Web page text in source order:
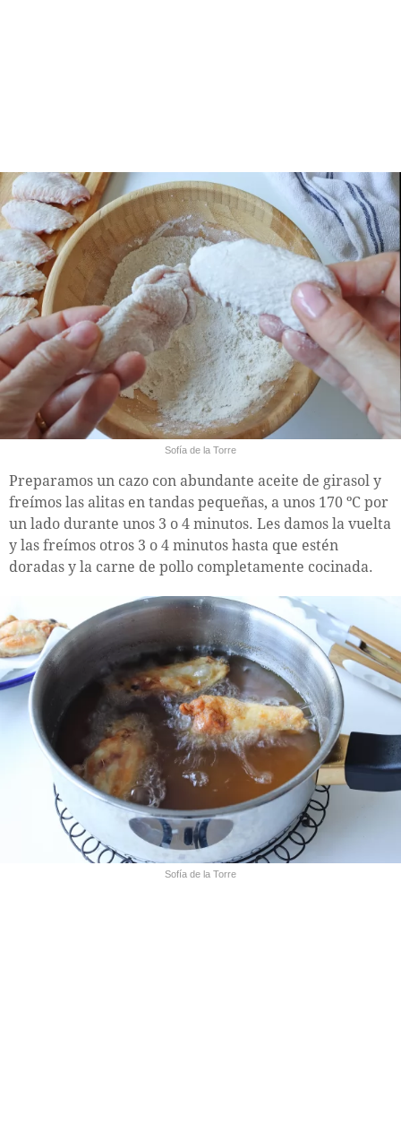
Sofía de la Torre
Preparamos un cazo con abundante aceite de girasol y
freímos las alitas en tandas pequeñas, a unos 170 ºC por
un lado durante unos 3 o 4 minutos. Les damos la vuelta
y las freímos otros 3 o 4 minutos hasta que estén
doradas y la carne de pollo completamente cocinada.
Sofía de la Torre